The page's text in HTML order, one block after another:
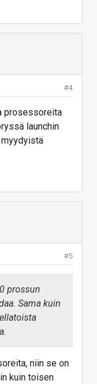
#4
prosessoreita
launchin
#5
prossun
Sama kuin
niin se on
kuin toisen